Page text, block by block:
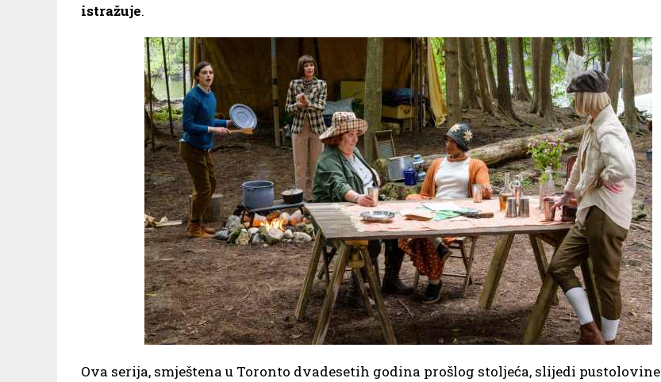
istražuje.
Ova serija, smještena u Toronto dvadesetih godina prošlog stoljeća, slijedi pustolovine